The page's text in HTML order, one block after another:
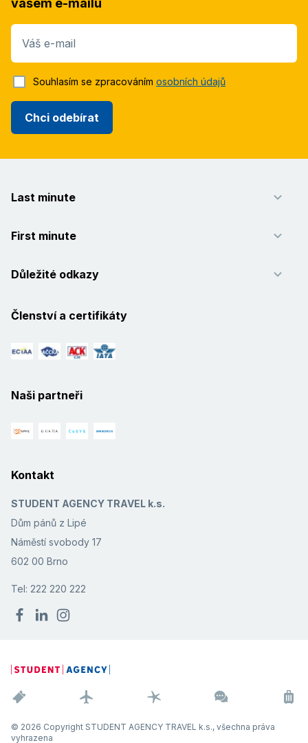
vašem e-mailu
Váš e-mail
Chci odebírat
Souhlasím se zpracováním osobních údajů
Last minute
First minute
Důležité odkazy
Členství a certifikáty
Naši partneři
Kontakt
STUDENT AGENCY TRAVEL k.s.
Dům pánů z Lipé
Náměstí svobody 17
602 00 Brno
Tel: 222 220 222
© 2026 Copyright STUDENT AGENCY TRAVEL k.s., všechna práva
vyhrazena